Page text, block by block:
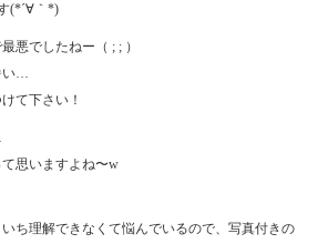
(*´∀｀*)
悪でしたねー（ ; ; ）
い…
て下さい！
思いますよね〜w
ち理解できなくて悩んでいるので、写真付きの